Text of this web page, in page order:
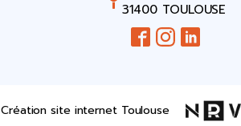
31400 TOULOUSE
Création site internet Toulouse